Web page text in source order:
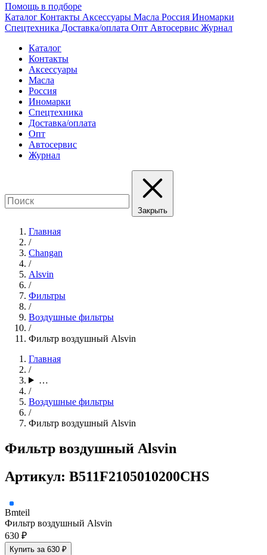
Помощь в подборе
Каталог Контакты Аксессуары Масла Россия Иномарки
Спецтехника Доставка/оплата Опт Автосервис Журнал
Каталог
Контакты
Аксессуары
Масла
Россия
Иномарки
Спецтехника
Доставка/оплата
Опт
Автосервис
Журнал
Закрыть
Главная
/
Changan
/
Alsvin
/
Фильтры
/
Воздушные фильтры
/
Фильтр воздушный Alsvin
Главная
/
…
/
Воздушные фильтры
/
Фильтр воздушный Alsvin
Фильтр воздушный Alsvin
Артикул: B511F2105010200CHS
Bmteil
Фильтр воздушный Alsvin
630 ₽
Купить за 630 ₽